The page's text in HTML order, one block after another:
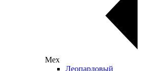
Мех
Леопардовый